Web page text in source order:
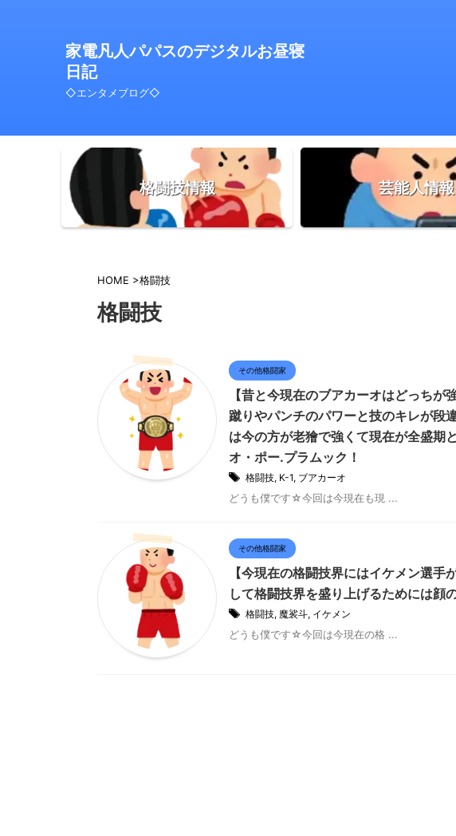
家電凡人パパスのデジタルお昼寝
日記
◇エンタメブログ◇
格闘技情報 芸能人情報
HOME >格闘技
格闘技
その他格闘家
【昔と今現在のブアカーオはどっち
蹴りやパンチのパワーと技のキレが段
は今の方が老獪で強くて現在が全盛期
オ・ポー.プラムック！
格闘技, K-1, ブアカーオ
どうも僕です☆今回は今現在も現 ...
その他格闘家
【今現在の格闘技界にはイケメン選
して格闘技界を盛り上げるためには顔
格闘技, 魔裟斗, イケメン
どうも僕です☆今回は今現在の格 ...